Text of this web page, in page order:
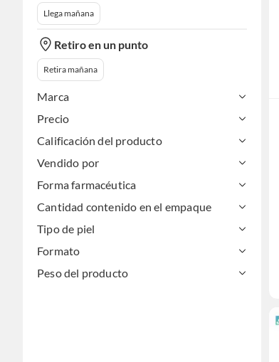
Llega mañana
Retiro en un punto
Retira mañana
Marca
Precio
Calificación del producto
Vendido por
Forma farmacéutica
Cantidad contenido en el empaque
Tipo de piel
Formato
Peso del producto